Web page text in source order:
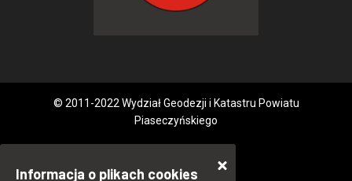
© 2011-2022 Wydział Geodezji i Katastru Powiatu
Piaseczyńskiego
Informacja o plikach cookies